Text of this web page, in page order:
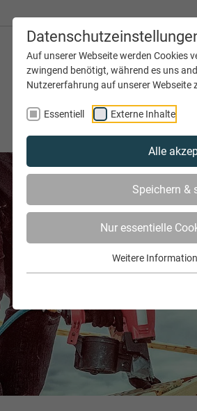
Auf unserer Webseite werden Cookies
zwingend benötigt, während es uns
Nutzererfahrung auf unserer Webseite
Essentiell Externe Inhalte
Alle
Speichern &
Nur essentielle
Weitere